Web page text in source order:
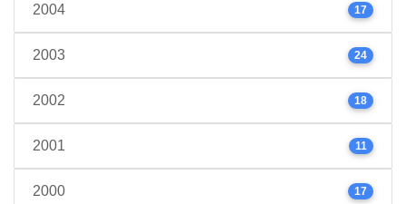
2004 17
2003 24
2002 18
2001 11
2000 17